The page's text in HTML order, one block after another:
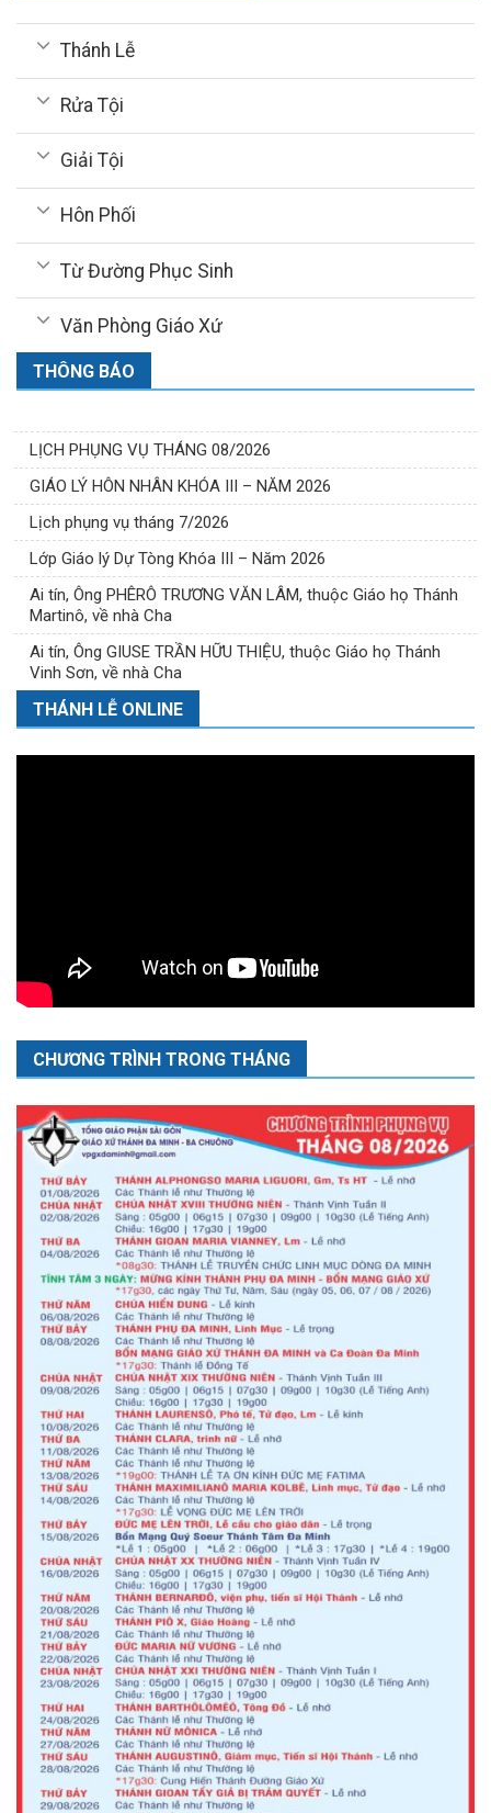
Thánh Lễ
Rửa Tội
Giải Tội
Hôn Phối
Từ Đường Phục Sinh
Văn Phòng Giáo Xứ
THÔNG BÁO
LỊCH PHỤNG VỤ THÁNG 08/2026
GIÁO LÝ HÔN NHÂN KHÓA III – NĂM 2026
Lịch phụng vụ tháng 7/2026
Lớp Giáo lý Dự Tòng Khóa III – Năm 2026
Ai tín, Ông PHÊRÔ TRƯƠNG VĂN LÂM, thuộc Giáo họ Thánh
Martinô, về nhà Cha
Ai tín, Ông GIUSE TRẦN HỮU THIỆU, thuộc Giáo họ Thánh
Vinh Sơn, về nhà Cha
THÁNH LỄ ONLINE
CHƯƠNG TRÌNH TRONG THÁNG